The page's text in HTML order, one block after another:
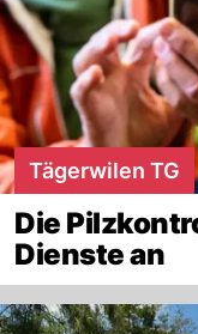
Tägerwilen TG
Die
Dienste an